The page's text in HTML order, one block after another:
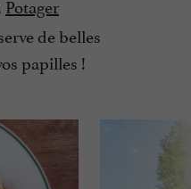
Potager
de belles
papilles !